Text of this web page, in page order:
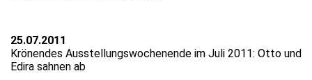
25.07.2011
Krönendes Ausstellungswochenende im Juli 2011: Otto und
Edira sahnen ab